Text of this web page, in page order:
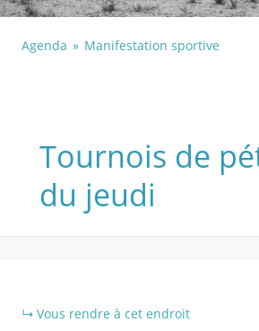
Agenda Manifestation sportive
Tournois de
du jeudi
Vous rendre à cet endroit